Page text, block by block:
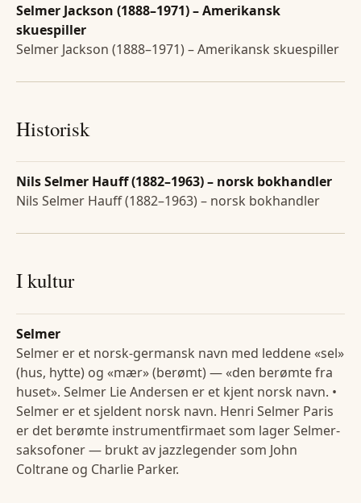
Selmer Jackson (1888–1971) – Amerikansk
skuespiller
Selmer Jackson (1888–1971) – Amerikansk skuespiller
Historisk
Nils Selmer Hauff (1882–1963) – norsk bokhandler
Nils Selmer Hauff (1882–1963) – norsk bokhandler
I kultur
Selmer
Selmer er et norsk-germansk navn med leddene «sel»
(hus, hytte) og «mær» (berømt) — «den berømte fra
huset». Selmer Lie Andersen er et kjent norsk navn. •
Selmer er et sjeldent norsk navn. Henri Selmer Paris
er det berømte instrumentfirmaet som lager Selmer-
saksofoner — brukt av jazzlegender som John
Coltrane og Charlie Parker.